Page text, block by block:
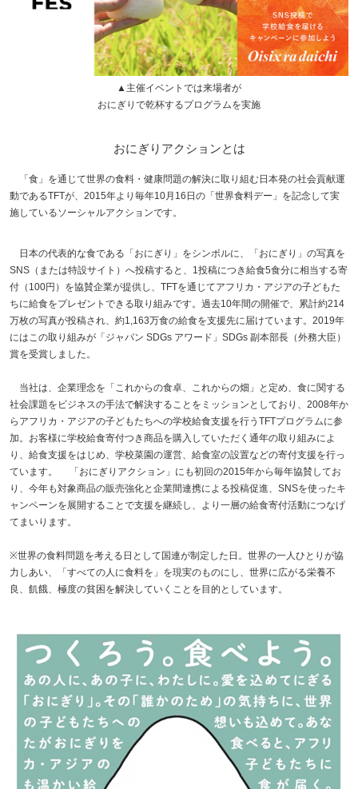
▲主催イベントでは来場者が
おにぎりで乾杯するプログラムを実施
おにぎりアクションとは
「食」を通じて世界の食料・健康問題の解決に取り組む日本発の社会貢献運
動であるTFTが、2015年より毎年10月16日の「世界食料デー」を記念して実
施しているソーシャルアクションです。
日本の代表的な食である「おにぎり」をシンボルに、「おにぎり」の写真を
SNS（または特設サイト）へ投稿すると、1投稿につき給食5食分に相当する寄
付（100円）を協賛企業が提供し、TFTを通じてアフリカ・アジアの子どもた
ちに給食をプレゼントできる取り組みです。過去10年間の開催で、累計約214
万枚の写真が投稿され、約1,163万食の給食を支援先に届けています。2019年
にはこの取り組みが「ジャパン SDGs アワード」SDGs 副本部長（外務大臣）
賞を受賞しました。
当社は、企業理念を「これからの食卓、これからの畑」と定め、食に関する
社会課題をビジネスの手法で解決することをミッションとしており、2008年か
らアフリカ・アジアの子どもたちへの学校給食支援を行うTFTプログラムに参
加。お客様に学校給食寄付つき商品を購入していただく通年の取り組みによ
り、給食支援をはじめ、学校菜園の運営、給食室の設置などの寄付支援を行っ
ています。 「おにぎりアクション」にも初回の2015年から毎年協賛してお
り、今年も対象商品の販売強化と企業間連携による投稿促進、SNSを使ったキ
ャンペーンを展開することで支援を継続し、より一層の給食寄付活動につなげ
てまいります。
※世界の食料問題を考える日として国連が制定した日。世界の一人ひとりが協
力しあい、「すべての人に食料を」を現実のものにし、世界に広がる栄養不
良、飢餓、極度の貧困を解決していくことを目的としています。